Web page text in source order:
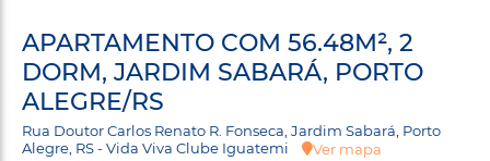
APARTAMENTO COM 56.48M², 2
DORM, JARDIM SABARÁ, PORTO
ALEGRE/RS
Rua Doutor Carlos Renato R. Fonseca, Jardim Sabará, Porto
Alegre, RS - Vida Viva Clube Iguatemi
Ver mapa